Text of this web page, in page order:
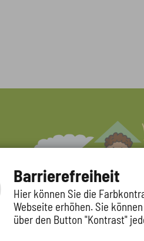
Barrierefreiheit
Hier können Sie die
Webseite erhöhen. Sie
über den Button "Kontrast"